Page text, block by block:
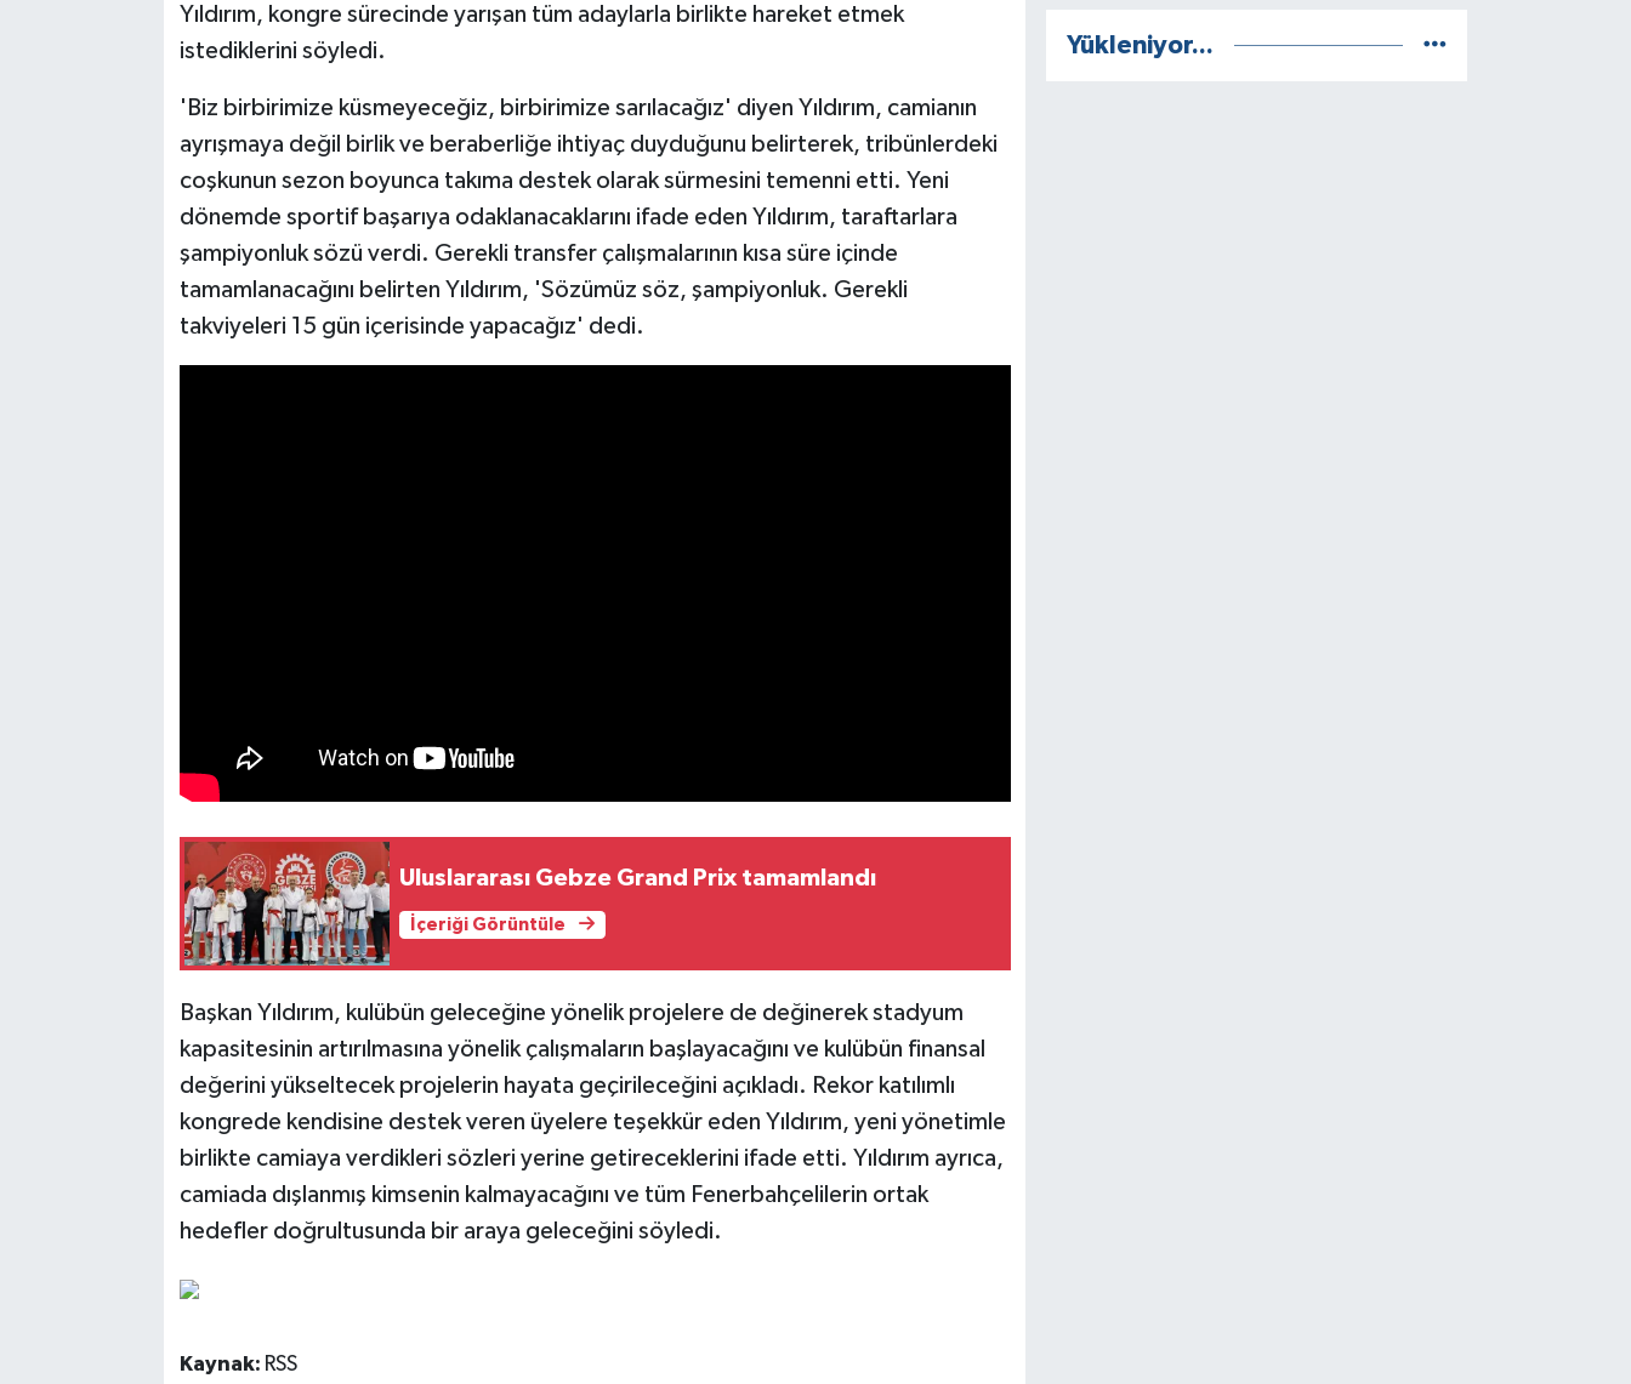
Yıldırım, kongre sürecinde yarışan tüm adaylarla birlikte hareket etmek
istediklerini söyledi.
'Biz birbirimize küsmeyeceğiz, birbirimize sarılacağız' diyen Yıldırım, camianın
ayrışmaya değil birlik ve beraberliğe ihtiyaç duyduğunu belirterek, tribünlerdeki
coşkunun sezon boyunca takıma destek olarak sürmesini temenni etti. Yeni
dönemde sportif başarıya odaklanacaklarını ifade eden Yıldırım, taraftarlara
şampiyonluk sözü verdi. Gerekli transfer çalışmalarının kısa süre içinde
tamamlanacağını belirten Yıldırım, 'Sözümüz söz, şampiyonluk. Gerekli
takviyeleri 15 gün içerisinde yapacağız' dedi.
Uluslararası Gebze Grand Prix tamamlandı
İçeriği Görüntüle
Başkan Yıldırım, kulübün geleceğine yönelik projelere de değinerek stadyum
kapasitesinin artırılmasına yönelik çalışmaların başlayacağını ve kulübün finansal
değerini yükseltecek projelerin hayata geçirileceğini açıkladı. Rekor katılımlı
kongrede kendisine destek veren üyelere teşekkür eden Yıldırım, yeni yönetimle
birlikte camiaya verdikleri sözleri yerine getireceklerini ifade etti. Yıldırım ayrıca,
camiada dışlanmış kimsenin kalmayacağını ve tüm Fenerbahçelilerin ortak
hedefler doğrultusunda bir araya geleceğini söyledi.
Kaynak: RSS
Yükleniyor...